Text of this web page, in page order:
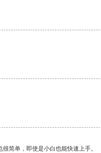
简单，即使是小白也能快速上手。